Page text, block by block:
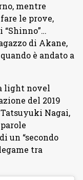
mentre
le prove,
di Akane,
è andato a
light novel
del 2019
Nagai,
un “secondo
tra